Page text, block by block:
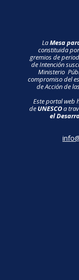
LaMesa
constituida
gremios de
de Intención
Ministerio
compromiso del
de Acción de
Este portal web
de UNESCOa
el